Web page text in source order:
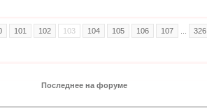
101 102 103 104 105 106 107 326
Последнее на форуме